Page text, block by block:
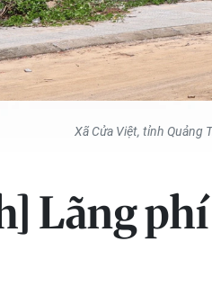
Xã Cửa Việt, tỉnh Quảng
Lãng phí